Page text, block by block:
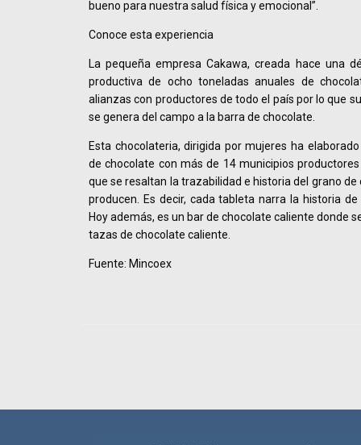
bueno para nuestra salud física y emocional”.
Conoce esta experiencia
La pequeña empresa Cakawa, creada hace una
productiva de ocho toneladas anuales de
alianzas con productores de todo el país por lo que
se genera del campo a la barra de chocolate.
Esta chocolateria, dirigida por mujeres ha
de chocolate con más de 14 municipios
que se resaltan la trazabilidad e historia del grano
producen. Es decir, cada tableta narra la historia
Hoy además, es un bar de chocolate caliente donde
tazas de chocolate caliente.
Fuente: Mincoex